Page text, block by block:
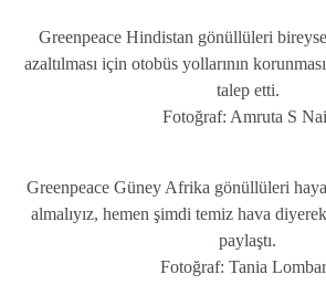
Greenpeace Hindistan gönüllüleri
azaltılması için otobüs yollarının
talep etti.
Fotoğraf: Amruta S
Greenpeace Güney Afrika gönüllüleri
almalıyız, hemen şimdi temiz hava
paylaştı.
Fotoğraf: Tania